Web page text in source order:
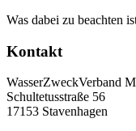
Was dabei zu beachten
Kontakt
WasserZweckVerband­
Schultetusstraße 56
17153 Stavenhagen